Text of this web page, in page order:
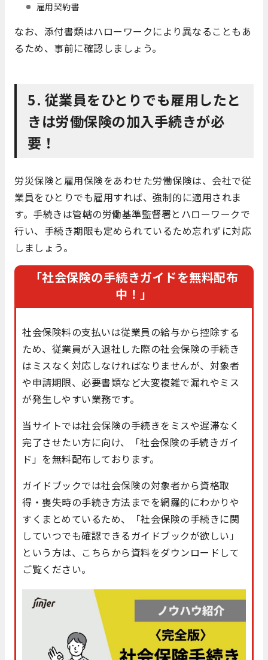
雇用契約書
なお、添付書類はハローワークにより異なることもあ
るため、事前に確認しましょう。
5. 従業員をひとりでも雇用したと
きは労働保険の加入手続きが必
要！
労災保険と雇用保険をあわせた労働保険は、会社で従
業員をひとりでも雇用すれば、強制的に適用されま
す。手続きは管轄の労働基準監督署とハローワークで
行い、手続き期限も定められているため忘れずに対応
しましょう。
「社会保険の手続きガイドを無料配布
中！」
社会保険料の支払いは従業員の給与から控除する
ため、従業員が入退社した際の社会保険の手続き
はミスなく対応しなければなりませんが、対象者
や申請期限、必要書類など大変複雑で漏れやミス
が発生しやすい業務です。
当サイトでは社会保険の手続きをミスや遅滞なく
完了させたい方に向け、「社会保険の手続きガイ
ド」を無料配布しております。
ガイドブックでは社会保険の対象者から資格取
得・喪失時の手続き方法までを網羅的にわかりや
すくまとめているため、「社会保険の手続きに関
していつでも確認できるガイドブックが欲しい」
という方は、こちらから資料をダウンロードして
ご覧ください。